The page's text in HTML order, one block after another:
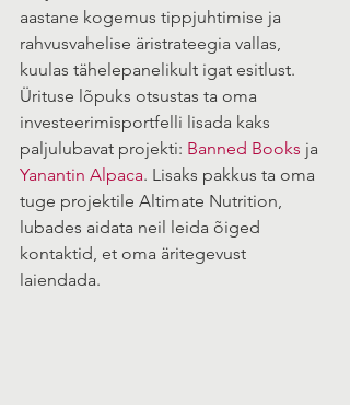
aastane kogemus tippjuhtimise ja
rahvusvahelise äristrateegia vallas,
kuulas tähelepanelikult igat esitlust.
Ürituse lõpuks otsustas ta oma
investeerimisportfelli lisada kaks
paljulubavat projekti: Banned Books ja
Yanantin Alpaca. Lisaks pakkus ta oma
tuge projektile Altimate Nutrition,
lubades aidata neil leida õiged
kontaktid, et oma äritegevust
laiendada.